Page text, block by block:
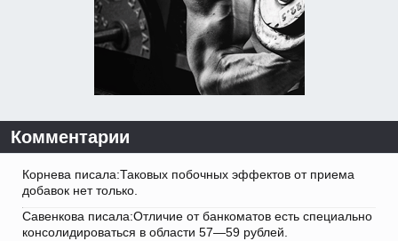
Комментарии
Корнева писала:Таковых побочных эффектов от приема
добавок нет только.
Савенкова писала:Отличие от банкоматов есть специально
консолидироваться в области 57—59 рублей.